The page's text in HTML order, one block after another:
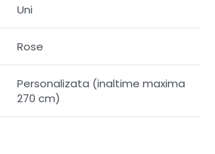
Uni
Rose
Personalizata (inaltime maxima
270 cm)